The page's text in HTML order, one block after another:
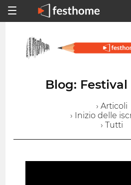
Blog:
› Articoli
› Inizio delle
› Tutti